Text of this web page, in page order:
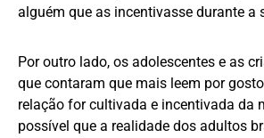
alguém que as incentivasse durante a
Por outro lado, os adolescentes e as
que contaram que mais leem por
relação for cultivada e incentivada da
possível que a realidade dos adultos